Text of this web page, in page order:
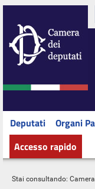
Deputati Organi
Accesso rapido
Stai consultando: